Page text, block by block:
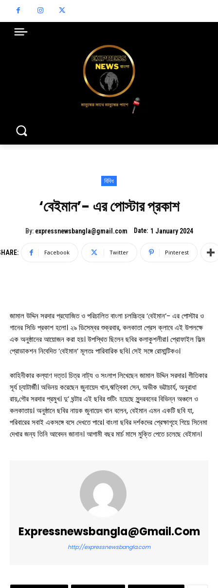
বিবিধ
‘বেইমান’- এর পোস্টার প্রকাশ
By: expressnewsbangla@gmail.com Date: 1 January 2024
Facebook Twitter Pinterest
জামাল উদ্দিন সরদার প্রযোজিত ও পরিচালিত বাংলা চলচ্চিত্র ‘বেইমান’- এর পোস্টার ও
গানের সিডি প্রকাশ হলো। ২৯ ডিসেম্বর শুক্রবার, কলকাতা প্রেস ক্লাবে এই উপলক্ষে
এক অনুষ্ঠানের আয়োজন করা হয়। উপস্থিত ছিলেন ছবির কলাকুশলীরা। প্রোফাইল ফিল্ম
প্রোডাকশন নিবেদিত ‘বেইমান’ মূলতঃ পারিবারিক ছবি। সেই সঙ্গে রোমান্টিকও।
কাহিনীকার কল্যাণ দত্ত। চিত্র নাট্য ও সংলাপ লিখেছেন জামাল উদ্দিন সরদার। গীতিকার
সূর্য চ্যাটার্জী। অভিনয় করেছেন জুনায়েদ খান,ঋত্বিকা সেন, অভীক ভট্টাচার্য, অনুরাধা
রায়,গৌর সরদার প্রমুখ। দু’ ঘন্টার এই ছবির শুটিং হয়েছে সুন্দরবনের বিভিন্ন অঞ্চলে ও
কলকাতায়। অনুষ্ঠানে ছবির নায়ক জুনায়েদ খান বলেন, বেইমান এমন একটি ছবি যা,
পরিবারের সবাই একসঙ্গে বসে দেখতে পারে। বাংলা ছবির দর্শকদের প্রেক্ষাগৃহে গিয়ে সিনেমা
দেখার জন্য তিনি আবেদন জানান। আগামী বছর মার্চ মাসে মুক্তি পেতে চলেছে বেইমান।
Expressnewsbangla@gmail.com
http://expressnewsbangla.com